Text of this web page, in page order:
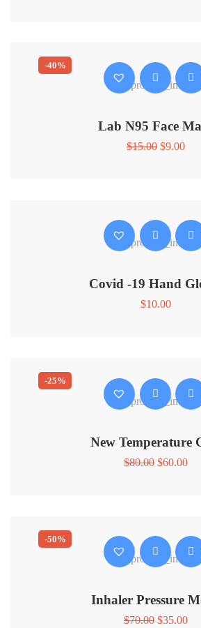
-40%
Lab N95 Face
$15.00 $9.00
Covid -19 Hand
$10.00
-25%
New Temperature
$80.00 $60.00
-50%
Inhaler Pressure
$70.00 $35.00